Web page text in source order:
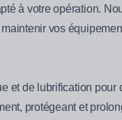
à votre opération.
vos
et de lubrification pour
protégeant et